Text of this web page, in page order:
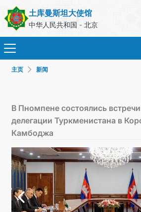
土库曼斯坦大使馆
中华人民共和国 - 北京
领事服务
联系我们
主页 新闻
В Пномпене состоялись
делегации Туркменистана в
Камбоджа